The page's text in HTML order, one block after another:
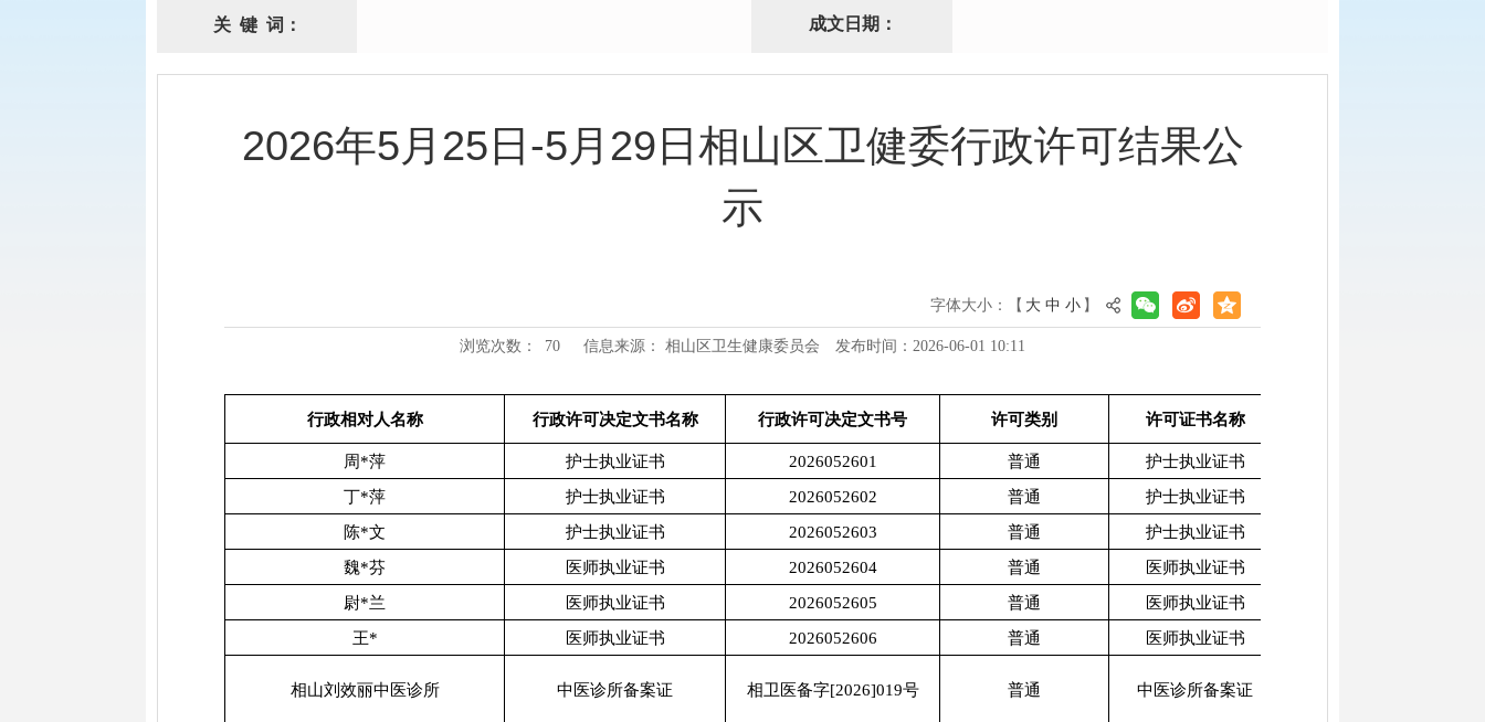
关 键 词： 成文日期：
2026年5月25日-5月29日相山区卫健委行政许可结果公
示
字体大小：【 大 中 小 】
浏览次数： 70 信息来源： 相山区卫生健康委员会 发布时间：2026-06-01 10:11
行政相对人名称 行政许可决定文书名称 行政许可决定文书号 许可类别 许可证书名称
周*萍 护士执业证书 2026052601 普通 护士执业证书
丁*萍
护士执业证书 2026052602 普通 护士执业证书
陈*文
护士执业证书 2026052603 普通 护士执业证书
魏*芬
医师执业证书 2026052604 普通 医师执业证书
尉*兰
医师执业证书 2026052605 普通 医师执业证书
王*
医师执业证书 2026052606 普通 医师执业证书
相山刘效丽中医诊所 中医诊所备案证 相卫医备字[2026]019号 普通 中医诊所备案证